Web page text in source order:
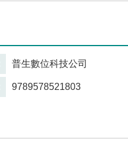
普生數位科技公司
9789578521803